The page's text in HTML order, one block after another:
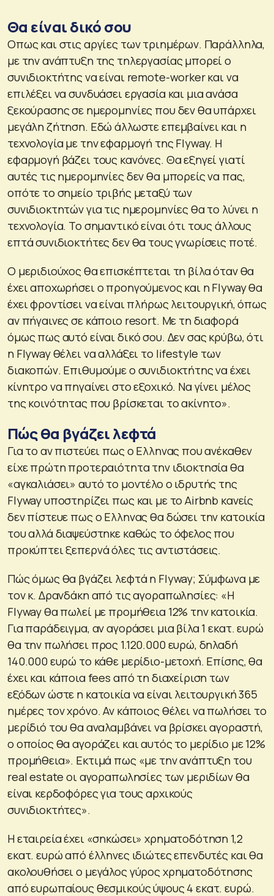
Θα είναι δικό σου
Οπως και στις αργίες των τριημέρων. Παράλληλα,
με την ανάπτυξη της τηλεργασίας μπορεί ο
συνιδιοκτήτης να είναι remote-worker και να
επιλέξει να συνδυάσει εργασία και μια ανάσα
ξεκούρασης σε ημερομηνίες που δεν θα υπάρχει
μεγάλη ζήτηση. Εδώ άλλωστε επεμβαίνει και η
τεχνολογία με την εφαρμογή της Flyway. H
εφαρμογή βάζει τους κανόνες. Θα εξηγεί γιατί
αυτές τις ημερομηνίες δεν θα μπορείς να πας,
οπότε το σημείο τριβής μεταξύ των
συνιδιοκτητών για τις ημερομηνίες θα το λύνει η
τεχνολογία. Το σημαντικό είναι ότι τους άλλους
επτά συνιδιοκτήτες δεν θα τους γνωρίσεις ποτέ.
Ο μεριδιούχος θα επισκέπτεται τη βίλα όταν θα
έχει αποχωρήσει ο προηγούμενος και η Flyway θα
έχει φροντίσει να είναι πλήρως λειτουργική, όπως
αν πήγαινες σε κάποιο resort. Mε τη διαφορά
όμως πως αυτό είναι δικό σου. Δεν σας κρύβω, ότι
η Flyway θέλει να αλλάξει το lifestyle των
διακοπών. Επιθυμούμε ο συνιδιοκτήτης να έχει
κίνητρο να πηγαίνει στο εξοχικό. Να γίνει μέλος
της κοινότητας που βρίσκεται το ακίνητο».
Πώς θα βγάζει λεφτά
Για το αν πιστεύει πως ο Ελληνας που ανέκαθεν
είχε πρώτη προτεραιότητα την ιδιοκτησία θα
«αγκαλιάσει» αυτό το μοντέλο ο ιδρυτής της
Flyway υποστηρίζει πως και με το Airbnb κανείς
δεν πίστευε πως ο Ελληνας θα δώσει την κατοικία
του αλλά διαψεύστηκε καθώς το όφελος που
προκύπτει ξεπερνά όλες τις αντιστάσεις.
Πώς όμως θα βγάζει λεφτά η Flyway; Σύμφωνα με
τον κ. Δρανδάκη από τις αγοραπωλησίες: «Η
Flyway θα πωλεί με προμήθεια 12% την κατοικία.
Για παράδειγμα, αν αγοράσει μια βίλα 1 εκατ. ευρώ
θα την πωλήσει προς 1.120.000 ευρώ, δηλαδή
140.000 ευρώ το κάθε μερίδιο-μετοχή. Επίσης, θα
έχει και κάποια fees από τη διαχείριση των
εξόδων ώστε η κατοικία να είναι λειτουργική 365
ημέρες τον χρόνο. Αν κάποιος θέλει να πωλήσει το
μερίδιό του θα αναλαμβάνει να βρίσκει αγοραστή,
ο οποίος θα αγοράζει και αυτός το μερίδιο με 12%
προμήθεια». Εκτιμά πως «με την ανάπτυξη του
real estate οι αγοραπωλησίες των μεριδίων θα
είναι κερδοφόρες για τους αρχικούς
συνιδιοκτήτες».
H εταιρεία έχει «σηκώσει» χρηματοδότηση 1,2
εκατ. ευρώ από έλληνες ιδιώτες επενδυτές και θα
ακολουθήσει ο μεγάλος γύρος χρηματοδότησης
από ευρωπαίους θεσμικούς ύψους 4 εκατ. ευρώ.